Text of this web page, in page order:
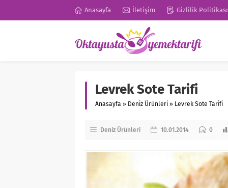
Anasayfa İletişim Gizlilik Politikası
Levrek Sote Tarifi
Anasayfa » Deniz Ürünleri » Levrek Sote Tarifi
Deniz Ürünleri 10.01.2014 0